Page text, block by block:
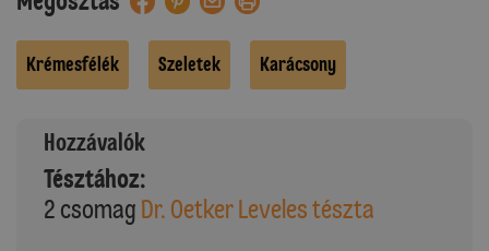
Krémesfélék Szeletek Karácsony
Hozzávalók
Tésztához:
2 csomag Dr. Oetker Leveles tészta